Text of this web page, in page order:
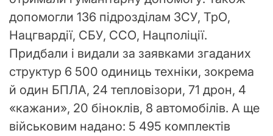
допомогли 136 підрозділам ЗСУ, ТрО,
Нацгвардії, СБУ, ССО, Нацполіції.
Придбали і видали за заявками згаданих
структур 6 500 одиниць техніки, зокрема
й один БПЛА, 24 тепловізори, 71 дрон, 4
«кажани», 20 біноклів, 8 автомобілів. А ще
військовим надано: 5 495 комплектів